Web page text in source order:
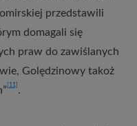
przedstawili
domagali się
praw do zawiślanych
Golędzinowy takoż
[11] .